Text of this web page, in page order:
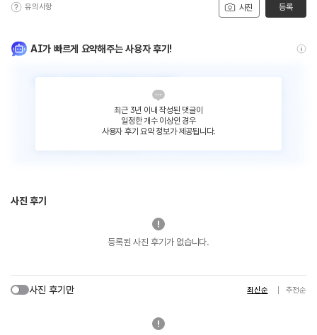
사진
유의사항 등록
AI가 빠르게 요약해주는 사용자 후기!
최근 3년 이내 작성된 댓글이
일정한 개수 이상인 경우
사용자 후기 요약 정보가 제공됩니다.
사진 후기
등록된 사진 후기가 없습니다.
사진 후기만 최신순 추천순